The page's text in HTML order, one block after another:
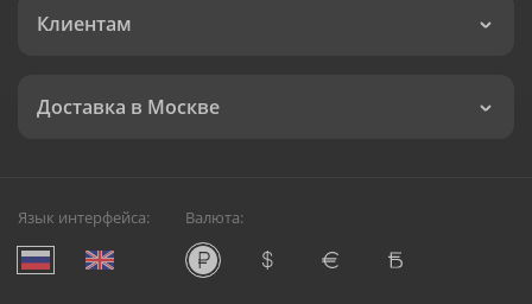
Клиентам
Доставка в Москве
Язык интерфейса: Валюта: